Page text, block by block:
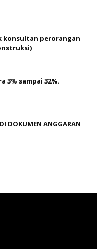
konsultan perorangan
3% sampai 32%.
DOKUMEN ANGGARAN